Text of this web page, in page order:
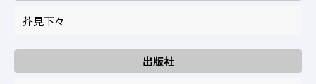
芥見下々
出版社